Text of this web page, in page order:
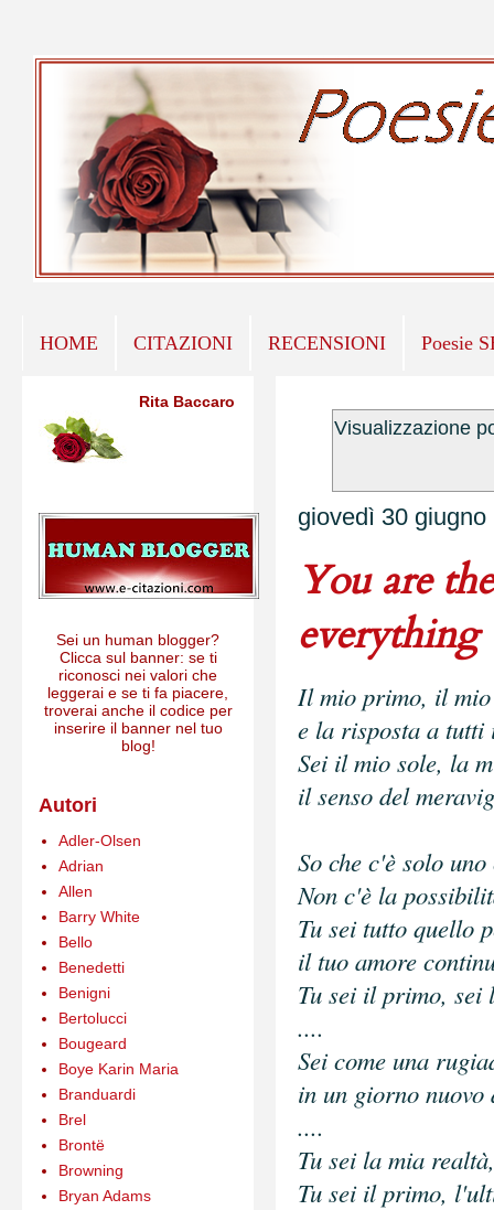
HOME CITAZIONI RECENSIONI Poesie
Visualizzazione
giovedì 30 giugno
You are
everything
Il mio primo, il
e la risposta a tutti
Sei il mio sole, la
il senso del
So che c'è solo
Non c'è la
Tu sei tutto quello
il tuo amore
Tu sei il primo,
....
Sei come una
in un giorno nuovo
....
Tu sei la mia
Tu sei il primo,
Rita Baccaro
Sei un human blogger?
Clicca sul banner: se ti
riconosci nei valori che
leggerai e se ti fa piacere,
troverai anche il codice per
inserire il banner nel tuo
blog!
Autori
Adler-Olsen
Adrian
Allen
Barry White
Bello
Benedetti
Benigni
Bertolucci
Bougeard
Boye Karin Maria
Branduardi
Brel
Brontë
Browning
Bryan Adams